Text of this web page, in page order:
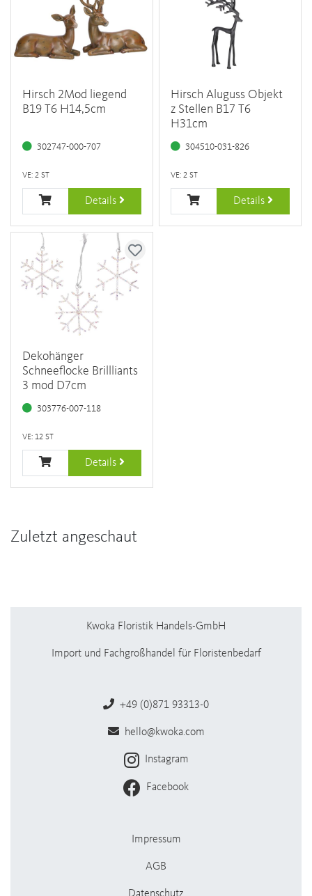
Hirsch 2Mod liegend
B19 T6 H14,5cm
302747-000-707
VE: 2 ST
Details
Hirsch Aluguss Objekt
z Stellen B17 T6
H31cm
304510-031-826
VE: 2 ST
Details
Dekohänger
Schneeflocke Brillliants
3 mod D7cm
303776-007-118
VE: 12 ST
Details
Zuletzt angeschaut
Kwoka Floristik Handels-GmbH
Import und Fachgroßhandel für Floristenbedarf
+49 (0)871 93313-0
hello@kwoka.com
Instagram
Facebook
Impressum
AGB